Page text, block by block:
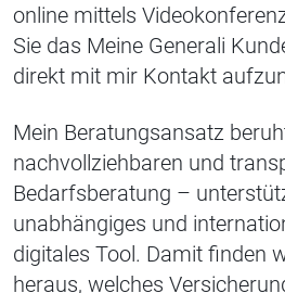
online mittels
Sie das Meine Generali
direkt mit mir Kontakt
Mein Beratungsansatz
nachvollziehbaren und
Bedarfsberatung –
unabhängiges und
digitales Tool. Damit finden
heraus, welches